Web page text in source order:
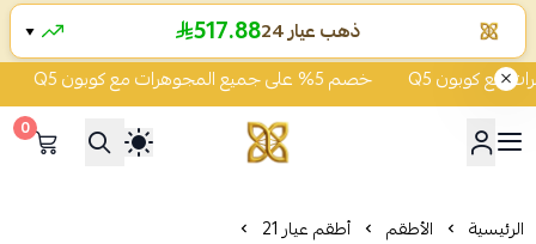
خصم 5% على جميع المجوهرات مع كوبون Q5
شركة قمة زاوية الشفاء
0
الرئيسية الأطقم أطقم عيار 21
ذهب عيار 24 517.88
▼